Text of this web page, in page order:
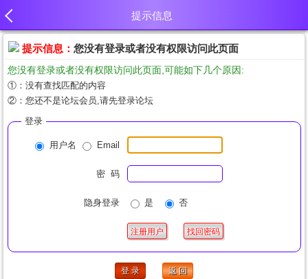
提示信息
提示信息： 您没有登录或者没有权限访问此页面
您没有登录或者没有权限访问此页面,可能如下几个原因:
①：没有查找匹配的内容
②：您还不是论坛会员,请先登录论坛
登录
用户名 Email
密 码
隐身登录 是 否